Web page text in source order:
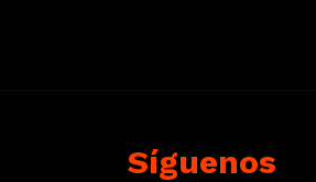
Síguenos